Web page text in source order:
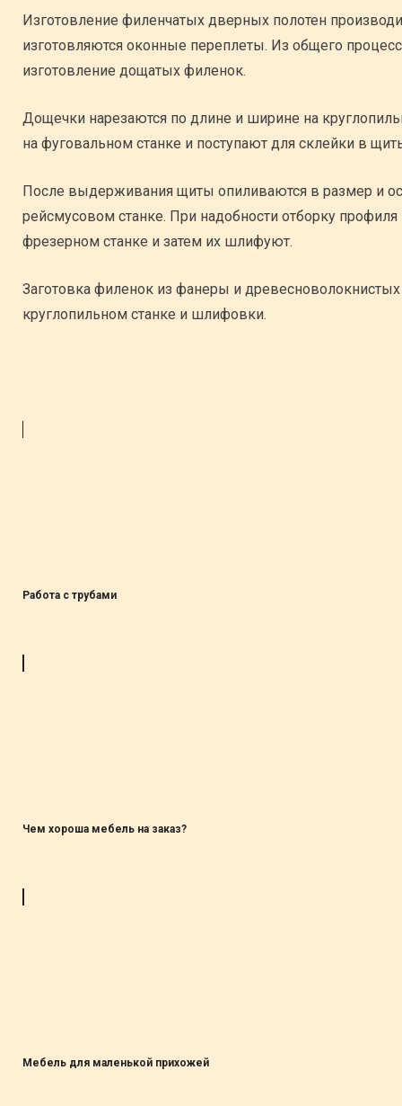
Изготовление филенчатых дверных полотен
изготовляются оконные переплеты. Из общего
изготовление дощатых филенок.
Дощечки нарезаются по длине и ширине на
на фуговальном станке и поступают для склейки в
После выдерживания щиты опиливаются в размер и
рейсмусовом станке. При надобности отборку
фрезерном станке и затем их шлифуют.
Заготовка филенок из фанеры и древесноволокнистых
круглопильном станке и шлифовки.
Работа с трубами
Чем хороша мебель на заказ?
Мебель для маленькой прихожей